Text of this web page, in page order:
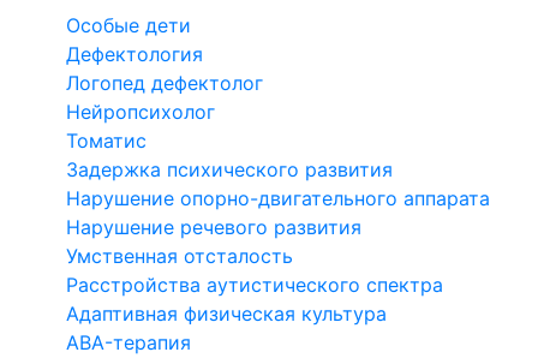
Особые дети
Дефектология
Логопед дефектолог
Нейропсихолог
Томатис
Задержка психического развития
Нарушение опорно-двигательного аппарата
Нарушение речевого развития
Умственная отсталость
Расстройства аутистического спектра
Адаптивная физическая культура
ABA-терапия